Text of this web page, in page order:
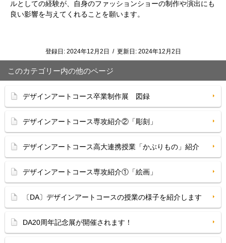
ルとしての経験が、自身のファッションショーの制作や演出にも
良い影響を与えてくれることを願います。
登録日: 2024年12月2日 / 更新日: 2024年12月2日
このカテゴリー内の他のページ
デザインアートコース卒業制作展 図録
デザインアートコース専攻紹介②「彫刻」
デザインアートコース高大連携授業「かぶりもの」紹介
デザインアートコース専攻紹介①「絵画」
〔DA〕デザインアートコースの授業の様子を紹介します
DA20周年記念展が開催されます！